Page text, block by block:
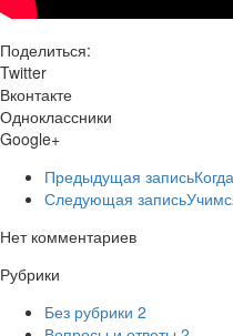
Поделиться:
Twitter
Вконтакте
Одноклассники
Google+
Предыдущая запись
Следующая запись
Нет комментариев
Рубрики
Без рубрики 2